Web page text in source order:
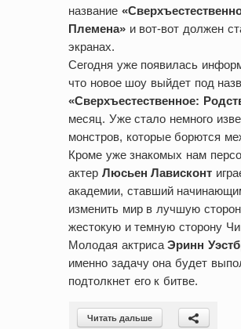
название
Племена» и вот-вот должен
экранах.
Сегодня уже появилась
что новое шоу выйдет под
«Сверхъестественное:
месяц. Уже стало немного
монстров, которые борются
Кроме уже знакомых нам
актер Люсьен Лависконт
академии, ставший
изменить мир в лучшую
жестокую и темную сторону
Молодая актрисаЭринн
именно задачу она будет
подтолкнет его к битве.
Читать дальше